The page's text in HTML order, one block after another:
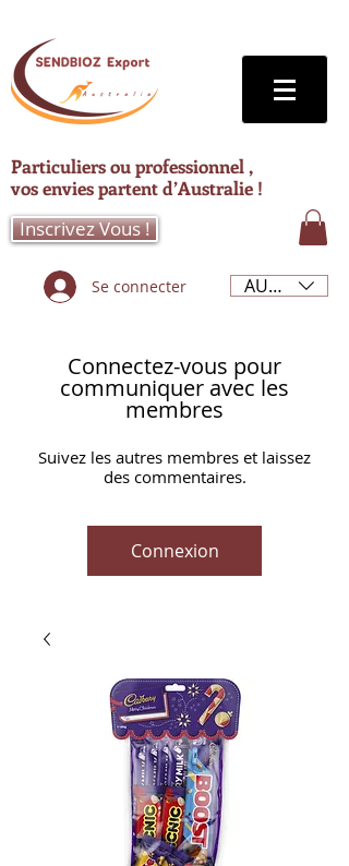
Particuliers ou professionnel ,
vos envies partent d’Australie !
Inscrivez Vous !
Se connecter AUD (AU$)
Connectez-vous pour
communiquer avec les
membres
Suivez les autres membres et laissez
des commentaires.
Connexion